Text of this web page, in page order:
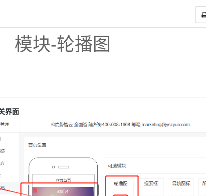
模块-轮播图
界面